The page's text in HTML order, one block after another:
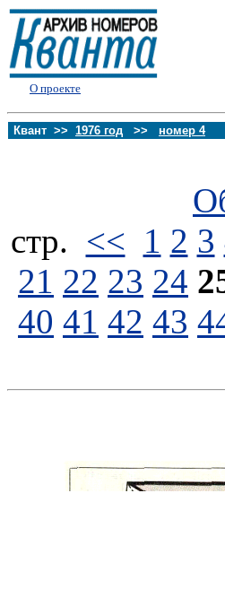
О проекте
Квант >> 1976 год >> номер 4
стp. << 1 2 3
21 22 23 24
40 41 42 43